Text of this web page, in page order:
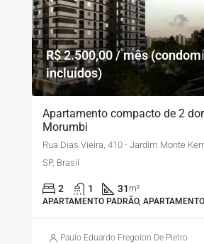
R$ 2.500,00 / mês
incluídos)
Apartamento compacto de 2
Morumbi
Rua Dias Vieira, 410 - Jardim Monte
SP, Brasil
2 1 31m²
APARTAMENTO PADRÃO,
Paulo Eduardo Fregolon De Pietro